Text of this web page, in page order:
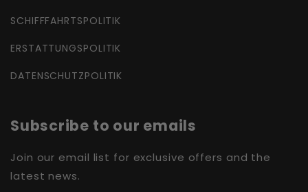
SCHIFFFAHRTSPOLITIK
ERSTATTUNGSPOLITIK
DATENSCHUTZPOLITIK
Subscribe to our emails
Join our email list for exclusive offers and the
latest news.